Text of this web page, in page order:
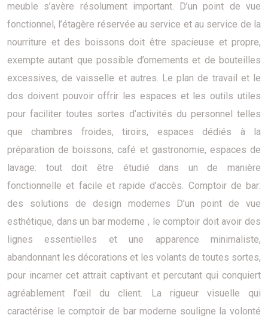
meuble s’avère résolument important. D’un point de vue
fonctionnel, l’étagère réservée au service et au service de la
nourriture et des boissons doit être spacieuse et propre,
exempte autant que possible d’ornements et de bouteilles
excessives, de vaisselle et autres. Le plan de travail et le
dos doivent pouvoir offrir les espaces et les outils utiles
pour faciliter toutes sortes d’activités du personnel telles
que chambres froides, tiroirs, espaces dédiés à la
préparation de boissons, café et gastronomie, espaces de
lavage: tout doit être étudié dans un de manière
fonctionnelle et facile et rapide d’accès. Comptoir de bar:
des solutions de design modernes D’un point de vue
esthétique, dans un bar moderne , le comptoir doit avoir des
lignes essentielles et une apparence minimaliste,
abandonnant les décorations et les volants de toutes sortes,
pour incarner cet attrait captivant et percutant qui conquiert
agréablement l’œil du client. La rigueur visuelle qui
caractérise le comptoir de bar moderne souligne la volonté